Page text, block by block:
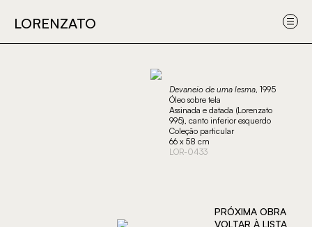
LORENZATO
o
artista
uma obra
Sobre
o
LORENZATO
Devaneio de uma lesma, 1995
Óleo sobre tela
Assinada e datada (Lorenzato
995), canto inferior esquerdo
Coleção particular
66 x 58 cm
LOR-0433
PRÓXIMA OBRA
VOLTAR À LISTA